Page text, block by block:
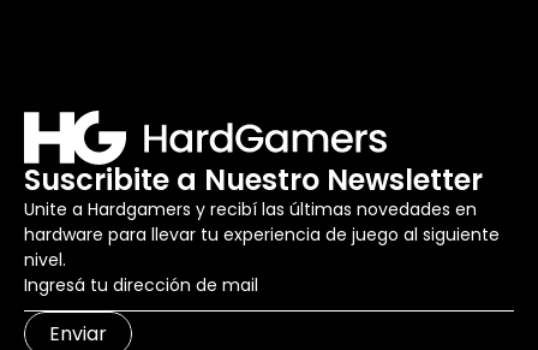
Suscribite a Nuestro Newsletter
Unite a Hardgamers y recibí las últimas novedades en
hardware para llevar tu experiencia de juego al siguiente
nivel.
Enviar